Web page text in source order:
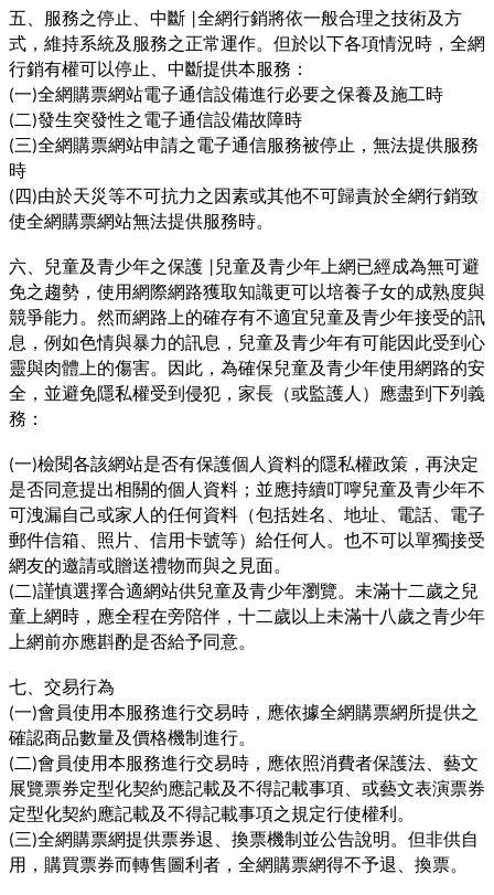
五、服務之停止、中斷 全網行銷將依一般合理之技術及方
式，維持系統及服務之正常運作。但於以下各項情況時，全網
行銷有權可以停止、中斷提供本服務：
(一)全網購票網站電子通信設備進行必要之保養及施工時
(二)發生突發性之電子通信設備故障時
(三)全網購票網站申請之電子通信服務被停止，無法提供服務
時
(四)由於天災等不可抗力之因素或其他不可歸責於全網行銷致
使全網購票網站無法提供服務時。
六、兒童及青少年之保護 兒童及青少年上網已經成為無可避
免之趨勢，使用網際網路獲取知識更可以培養子女的成熟度與
競爭能力。然而網路上的確存有不適宜兒童及青少年接受的訊
息，例如色情與暴力的訊息，兒童及青少年有可能因此受到心
靈與肉體上的傷害。因此，為確保兒童及青少年使用網路的安
全，並避免隱私權受到侵犯，家長（或監護人）應盡到下列義
務：
(一)檢閱各該網站是否有保護個人資料的隱私權政策，再決定
是否同意提出相關的個人資料；並應持續叮嚀兒童及青少年不
可洩漏自己或家人的任何資料（包括姓名、地址、電話、電子
郵件信箱、照片、信用卡號等）給任何人。也不可以單獨接受
網友的邀請或贈送禮物而與之見面。
(二)謹慎選擇合適網站供兒童及青少年瀏覽。未滿十二歲之兒
童上網時，應全程在旁陪伴，十二歲以上未滿十八歲之青少年
上網前亦應斟酌是否給予同意。
七、交易行為
(一)會員使用本服務進行交易時，應依據全網購票網所提供之
確認商品數量及價格機制進行。
(二)會員使用本服務進行交易時，應依照消費者保護法、藝文
展覽票券定型化契約應記載及不得記載事項、或藝文表演票券
定型化契約應記載及不得記載事項之規定行使權利。
(三)全網購票網提供票券退、換票機制並公告說明。但非供自
用，購買票券而轉售圖利者，全網購票網得不予退、換票。